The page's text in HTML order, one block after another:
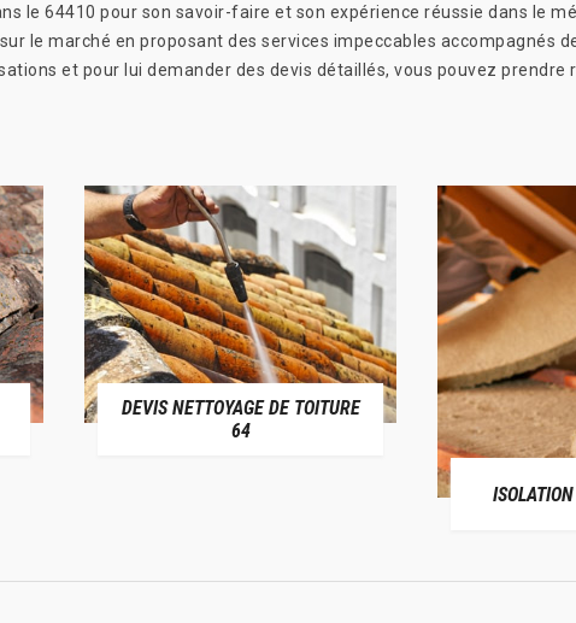
le 64410 pour son savoir-faire et son expérience réussie dans le
le marché en proposant des services impeccables accompagnés
et pour lui demander des devis détaillés, vous pouvez prendre
DEVIS NETTOYAGE DE TOITURE
64